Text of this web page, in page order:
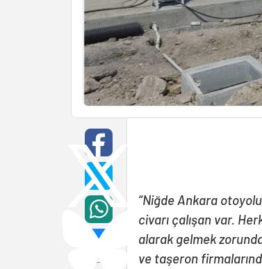
“Niğde Ankara
civarı çalışan var.
alarak gelmek
ve taşeron